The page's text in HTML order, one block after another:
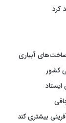
آبیاری
کشور
بیشتری کند